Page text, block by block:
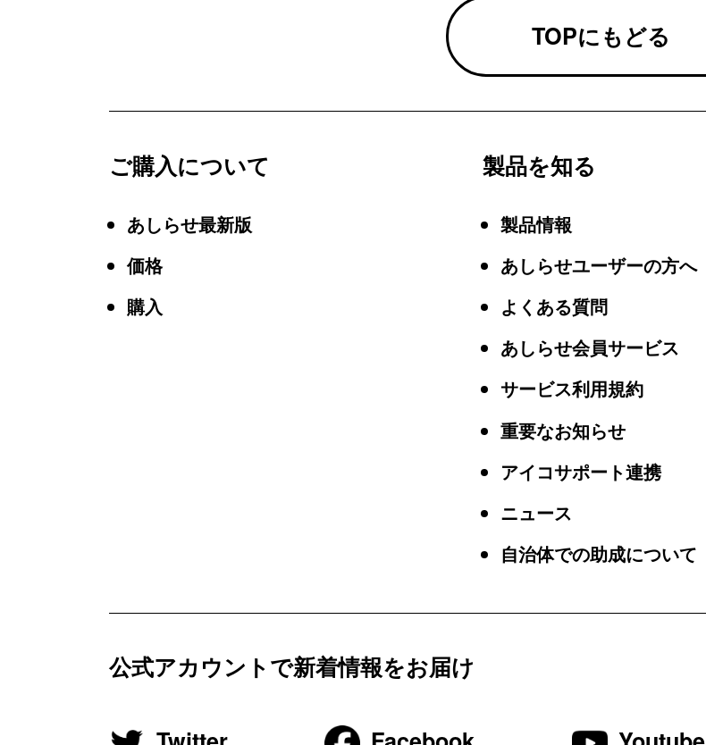
TOPにもどる
ご購入について
あしらせ最新版
価格
購入
製品を知る
製品情報
あしらせユーザーの方へ
よくある質問
あしらせ会員サービス
サービス利用規約
重要なお知らせ
アイコサポート連携
ニュース
自治体での助成について
公式アカウントで新着情報をお届け